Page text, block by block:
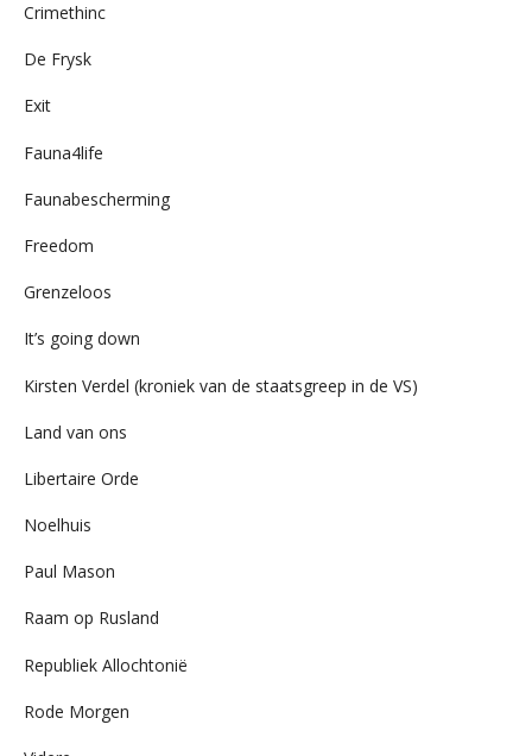
Crimethinc
De Frysk
Exit
Fauna4life
Faunabescherming
Freedom
Grenzeloos
It’s going down
Kirsten Verdel (kroniek van de staatsgreep in de VS)
Land van ons
Libertaire Orde
Noelhuis
Paul Mason
Raam op Rusland
Republiek Allochtonië
Rode Morgen